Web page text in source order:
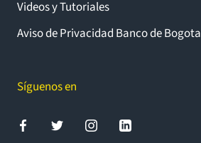
Videos y Tutoriales
Aviso de Privacidad Banco de
Síguenos en